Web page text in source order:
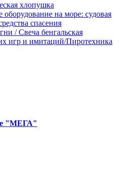
хлопушка
оборудование на море: судовая
спасения
/ Свеча бенгальская
игр и имитаций/Пиротехника
"МЕГА"